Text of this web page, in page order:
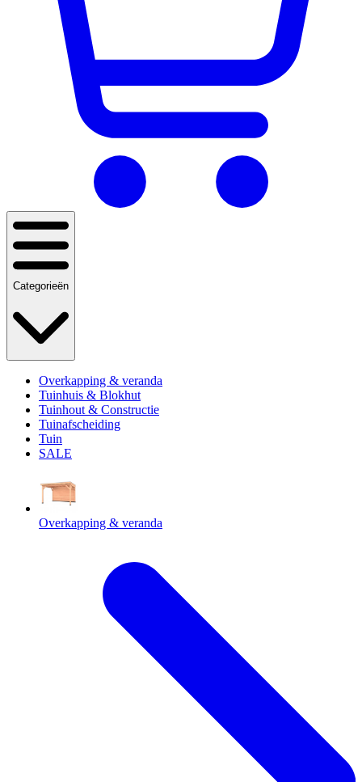
Categorieën
Overkapping & veranda
Tuinhuis & Blokhut
Tuinhout & Constructie
Tuinafscheiding
Tuin
SALE
Overkapping & veranda